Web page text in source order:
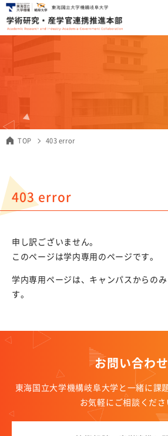
企画・研究支援部門（URA）について
産学官連携推進部門について
科研費
研究助成金＆競争的研究費
競争的研究費における制度改善
競争的研究費の直接経費からの研究代表
費支出に係る活用実績報告書
研究支援メニュー
コンプライアンスについて
TOP 403 error
403 error
申し訳ございません。
このページは学内専用のページです。
学内専用ページは、キャンパスからの
す。
お問い合わせ
東海国立大学機構岐阜大学と一緒に課
お気軽にご相談くださ